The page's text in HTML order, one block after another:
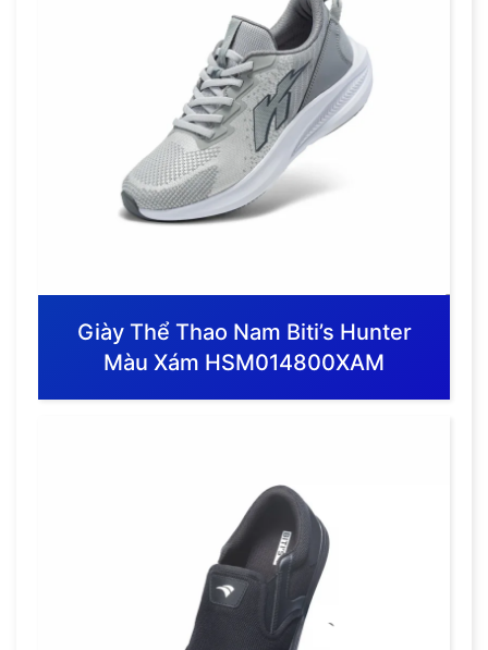
Giày Thể Thao Nam Biti’s Hunter
Màu Xám HSM014800XAM